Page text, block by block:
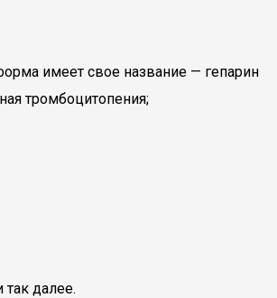
имеет свое название — гепарин
тромбоцитопения;
далее.